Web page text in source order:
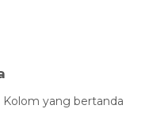
Kolom yang bertanda